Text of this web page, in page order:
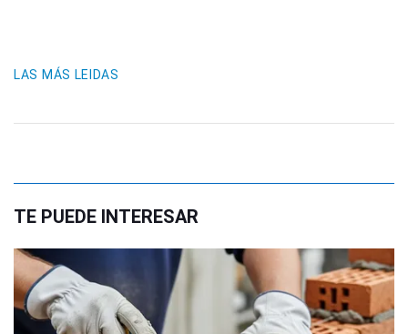
LAS MÁS LEIDAS
TE PUEDE INTERESAR